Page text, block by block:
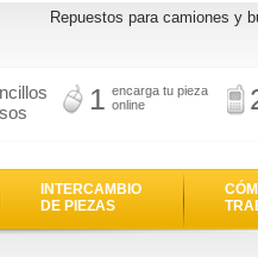
Repuestos para camiones y
1 encarga tu pieza
online
INTERCAMBIO
DE PIEZAS